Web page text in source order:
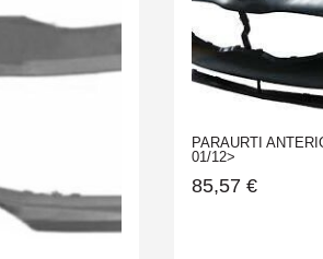
PARAURTI
01/12>
85,57 €